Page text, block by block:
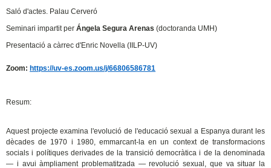
Saló d'actes. Palau Cerveró
Seminari impartit per Ángela Segura Arenas(doctoranda UMH)
Presentació a càrrec d'Enric Novella (IILP-UV)
Zoom: https://uv-es.zoom.us/j/66806586781
Resum:
Aquest projecte examina l'evolució de l'educació sexual a Espanya durant les
dècades de 1970 i 1980, emmarcant-la en un context de transformacions
socials i polítiques derivades de la transició democràtica i de la denominada
— i avui àmpliament problematitzada — revolució sexual, que va situar la